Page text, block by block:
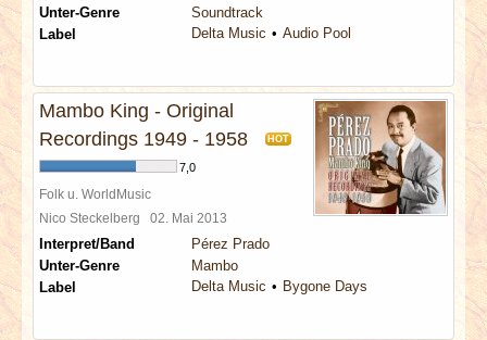
Unter-Genre
Soundtrack
Label
Delta Music Audio Pool
Mambo King - Original
Recordings 1949 - 1958
HOT
7,0
Folk u. WorldMusic
Nico Steckelberg 02. Mai 2013
Interpret/Band
Pérez Prado
Unter-Genre
Mambo
Label
Delta Music Bygone Days